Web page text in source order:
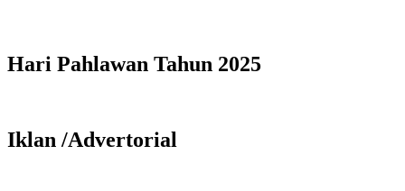
Hari Pahlawan Tahun 2025
Iklan /Advertorial